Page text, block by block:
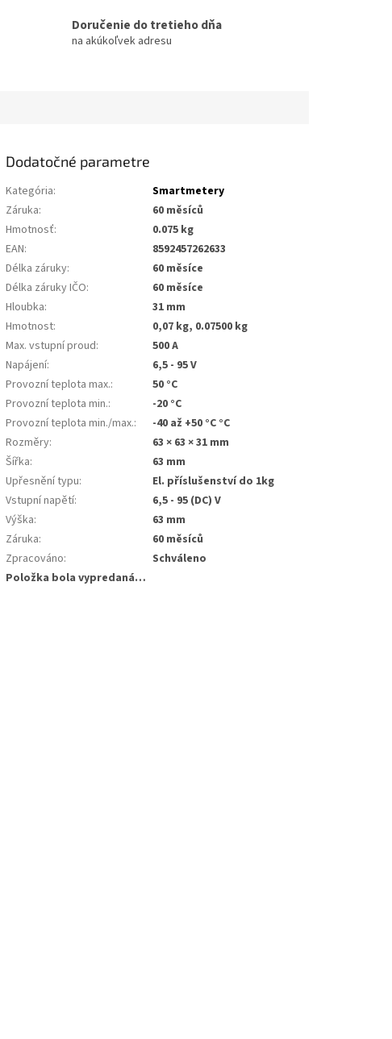
Doručenie do tretieho dňa
na akúkoľvek adresu
Dodatočné parametre
Kategória:
Smartmetery
Záruka:
60 měsíců
Hmotnosť:
0.075 kg
EAN:
8592457262633
Délka záruky:
60 měsíce
Délka záruky IČO:
60 měsíce
Hloubka:
31 mm
Hmotnost:
0,07 kg, 0.07500 kg
Max. vstupní proud:
500 A
Napájení:
6,5 - 95 V
Provozní teplota max.:
50 °C
Provozní teplota min.:
-20 °C
Provozní teplota min./max.:
-40 až +50 °C °C
Rozměry:
63 × 63 × 31 mm
Šířka:
63 mm
Upřesnění typu:
El. příslušenství do 1kg
Vstupní napětí:
6,5 - 95 (DC) V
Výška:
63 mm
Záruka:
60 měsíců
Zpracováno:
Schváleno
Položka bola vypredaná…